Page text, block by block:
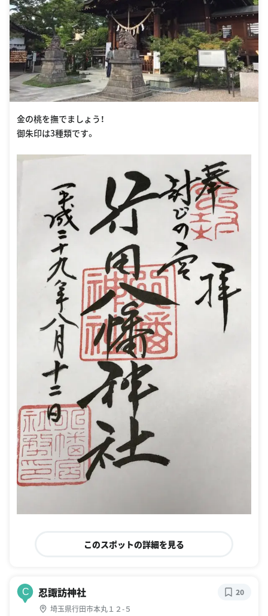
金の桃を撫でましょう！
御朱印は3種類です。
このスポットの詳細を見る
C 忍諏訪神社
埼玉県行田市本丸１２-５
20